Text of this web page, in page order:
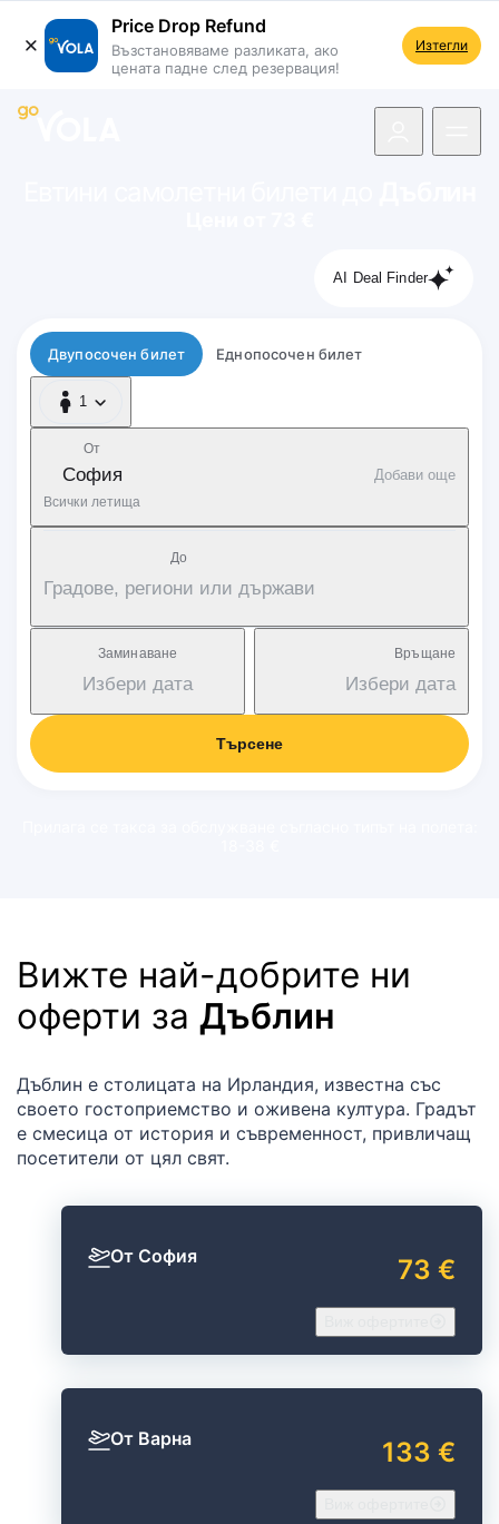
Price Drop Refund
Възстановяваме разликата, ако
цената падне след резервация!
Изтегли
AI Deal Finder
Тип полет
Двупосочен билет Еднопосочен билет
1
1 Пътник
От
София
Всички летища
Добави още
Дo
Градове, региони или държави
Заминаване
Избери дата
Връщане
Избери дата
Търсене
Вижте най-добрите ни
оферти за Дъблин
Дъблин е столицата на Ирландия, известна със
своето гостоприемство и оживена култура. Градът
е смесица от история и съвременност, привличащ
посетители от цял свят.
От София 73 €
От Варна 133 €